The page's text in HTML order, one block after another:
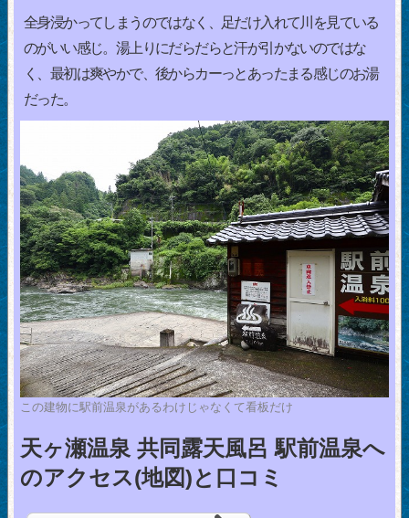
全身浸かってしまうのではなく、足だけ入れて川を見ている
のがいい感じ。湯上りにだらだらと汗が引かないのではな
く、最初は爽やかで、後からカーっとあったまる感じのお湯
だった。
この建物に駅前温泉があるわけじゃなくて看板だけ
天ヶ瀬温泉 共同露天風呂 駅前温泉へ
のアクセス(地図)と口コミ